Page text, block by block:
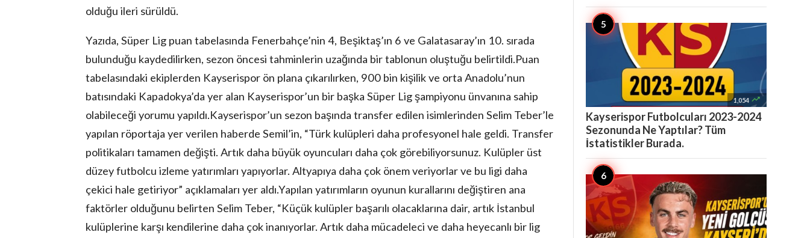
olduğu ileri sürüldü.
Yazıda, Süper Lig puan tabelasında Fenerbahçe’nin 4, Beşiktaş’ın 6 ve Galatasaray’ın 10. sırada
bulunduğu kaydedilirken, sezon öncesi tahminlerin uzağında bir tablonun oluştuğu belirtildi.Puan
tabelasındaki ekiplerden Kayserispor ön plana çıkarılırken, 900 bin kişilik ve orta Anadolu’nun
batısındaki Kapadokya’da yer alan Kayserispor’un bir başka Süper Lig şampiyonu ünvanına sahip
olabileceği yorumu yapıldı.Kayserispor’un sezon başında transfer edilen isimlerinden Selim Teber’le
yapılan röportaja yer verilen haberde Semil’in, “Türk kulüpleri daha profesyonel hale geldi. Transfer
politikaları tamamen değişti. Artık daha büyük oyuncuları daha çok görebiliyorsunuz. Kulüpler üst
düzey futbolcu izleme yatırımları yapıyorlar. Altyapıya daha çok önem veriyorlar ve bu ligi daha
çekici hale getiriyor” açıklamaları yer aldı.Yapılan yatırımların oyunun kurallarını değiştiren ana
faktörler olduğunu belirten Selim Teber, “Küçük kulüpler başarılı olacaklarına dair, artık İstanbul
kulüplerine karşı kendilerine daha çok inanıyorlar. Artık daha mücadeleci ve daha heyecanlı bir lig
1,054 
Kayserispor Futbolcuları 2023-2024
Sezonunda Ne Yaptılar? Tüm
İstatistikler Burada.